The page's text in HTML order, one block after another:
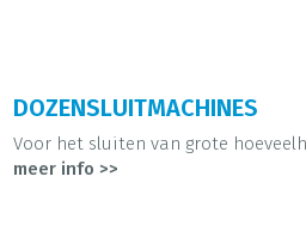
DOZENSLUITMACHINES
Voor het sluiten van grote
meer info >>